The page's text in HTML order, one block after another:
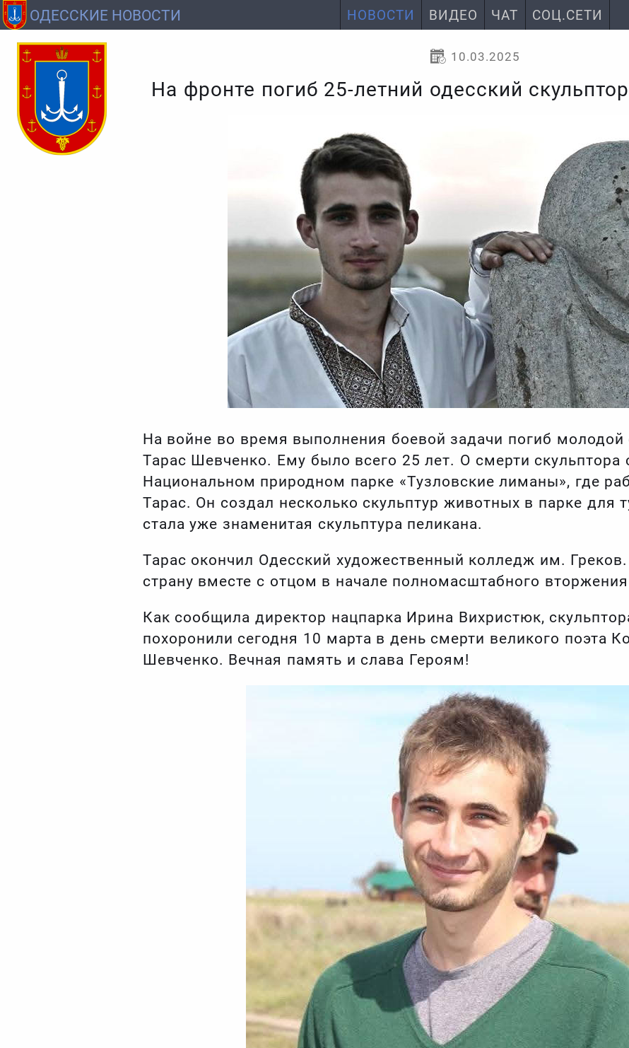
ОДЕССКИЕ НОВОСТИ НОВОСТИ ВИДЕО ЧАТ СОЦ.СЕТИ
10.03.2025
На фронте погиб 25-летний одесский
На войне во время выполнения боевой задачи погиб молодой
Тарас Шевченко. Ему было всего 25 лет. О смерти скульптора
Национальном природном парке «Тузловские лиманы», где
Тарас. Он создал несколько скульптур животных в парке для
стала уже знаменитая скульптура пеликана.
Тарас окончил Одесский художественный колледж им.
страну вместе с отцом в начале полномасштабного
Как сообщила директор нацпарка Ирина Вихристюк,
похоронили сегодня 10 марта в день смерти великого поэта
Шевченко. Вечная память и слава Героям!